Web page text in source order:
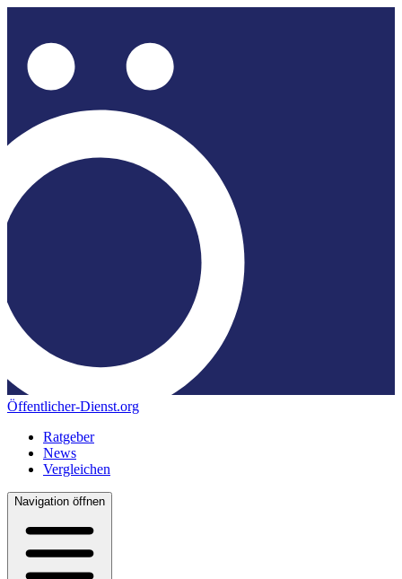
Öffentlicher-Dienst.org
Ratgeber
News
Vergleichen
Navigation öffnen